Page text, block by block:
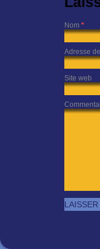
Nom *
Adresse
Site web